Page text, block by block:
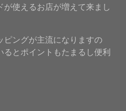
使えるお店が増えて来まし
ピングが主流になりますの
るとポイントもたまるし便利